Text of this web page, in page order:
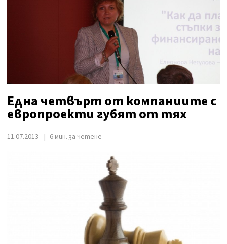
Една четвърт от компаниите с
европроекти губят от тях
11.07.2013 6 мин. за четене